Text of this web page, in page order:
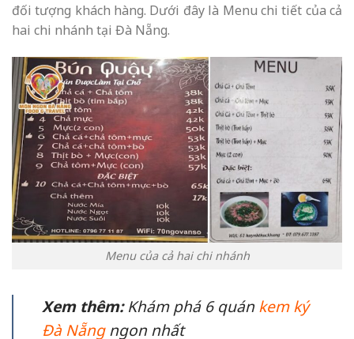
đối tượng khách hàng. Dưới đây là Menu chi tiết của cả
hai chi nhánh tại Đà Nẵng.
Menu của cả hai chi nhánh
Xem thêm:Khám phá 6 quánkem ký
Đà Nẵngngon nhất